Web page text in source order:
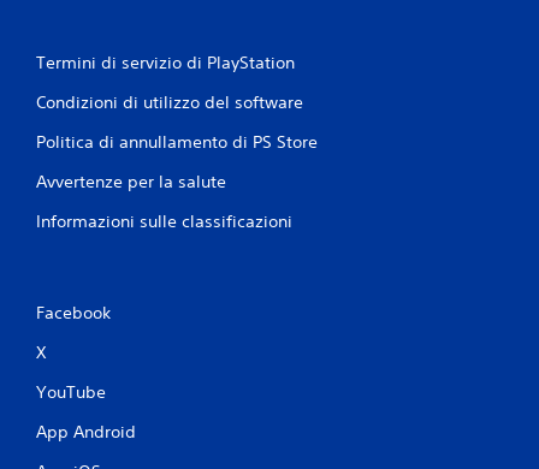
Termini di servizio di PlayStation
Condizioni di utilizzo del software
Politica di annullamento di PS Store
Avvertenze per la salute
Informazioni sulle classificazioni
Facebook
X
YouTube
App Android